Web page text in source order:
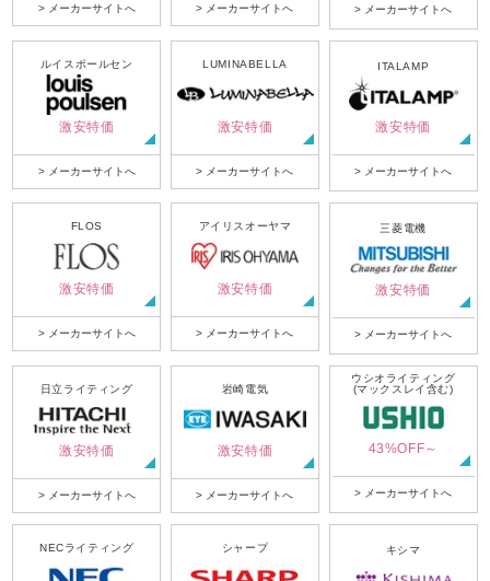
> メーカーサイトへ > メーカーサイトへ > メーカーサイトへ
ルイスポールセン
激安特価
> メーカーサイトへ
LUMINABELLA
激安特価
> メーカーサイトへ
ITALAMP
激安特価
> メーカーサイトへ
FLOS
激安特価
> メーカーサイトへ
アイリスオーヤマ
激安特価
> メーカーサイトへ
三菱電機
激安特価
> メーカーサイトへ
日立ライティング
激安特価
> メーカーサイトへ
岩崎電気
激安特価
> メーカーサイトへ
ウシオライティング
(マックスレイ含む)
43%OFF～
> メーカーサイトへ
NECライティング シャープ キシマ